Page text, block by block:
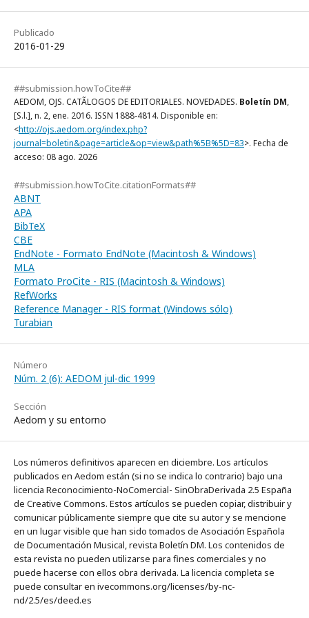
Publicado
2016-01-29
##submission.howToCite##
AEDOM, OJS. CATÃLOGOS DE EDITORIALES. NOVEDADES. Boletín DM,
[S.l.], n. 2, ene. 2016. ISSN 1888-4814. Disponible en:
<http://ojs.aedom.org/index.php?
journal=boletin&page=article&op=view&path%5B%5D=83>. Fecha de
acceso: 08 ago. 2026
##submission.howToCite.citationFormats##
ABNT
APA
BibTeX
CBE
EndNote - Formato EndNote (Macintosh & Windows)
MLA
Formato ProCite - RIS (Macintosh & Windows)
RefWorks
Reference Manager - RIS format (Windows sólo)
Turabian
Número
Núm. 2 (6): AEDOM jul-dic 1999
Sección
Aedom y su entorno
Los números definitivos aparecen en diciembre. Los artículos
publicados en Aedom están (si no se indica lo contrario) bajo una
licencia Reconocimiento-NoComercial- SinObraDerivada 2.5 España
de Creative Commons. Estos artículos se pueden copiar, distribuir y
comunicar públicamente siempre que cite su autor y se mencione
en un lugar visible que han sido tomados de Asociación Española
de Documentación Musical, revista Boletín DM. Los contenidos de
esta revista no pueden utilizarse para fines comerciales y no
puede hacerse con ellos obra derivada. La licencia completa se
puede consultar en ivecommons.org/licenses/by-nc-
nd/2.5/es/deed.es